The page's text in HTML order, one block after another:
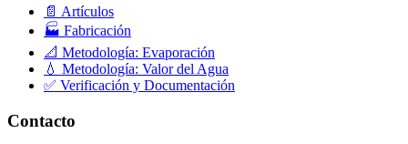
📄 Artículos
🏭 Fabricación
📐 Metodología: Evaporación
💧 Metodología: Valor del Agua
✅ Verificación y Documentación
Contacto